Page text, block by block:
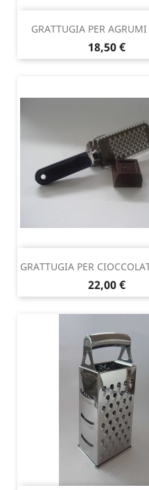
GRATTUGIA PER
Prezzo
18,50 €
GRATTUGIA PER
Prezzo
22,00 €